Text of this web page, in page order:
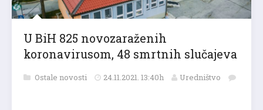
U BiH 825 novozaraženih
koronavirusom, 48 smrtnih slučajeva
Ostale novosti 24.11.2021. 13:40h Uredništvo